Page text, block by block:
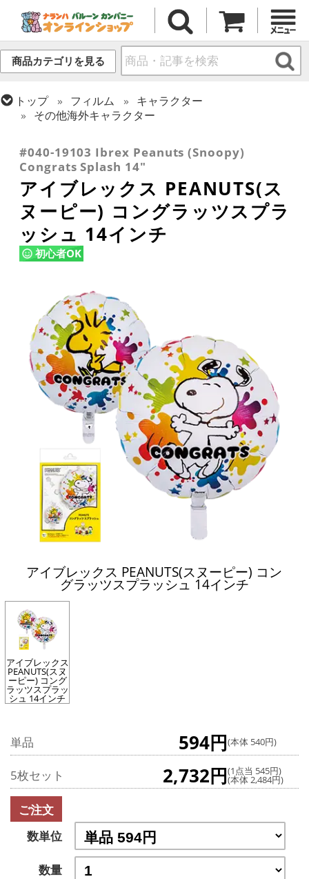
商品カテゴリを見る
トップ フィルム
キャラクター
その他海外キャラクター
おめでとう・記念日
#040-19103 Ibrex Peanuts (Snoopy)
Congrats Splash 14"
アイブレックス PEANUTS(ス
ヌーピー) コングラッツスプラ
ッシュ 14インチ
初心者OK
アイブレックス PEANUTS(スヌーピー) コン
グラッツスプラッシュ 14インチ
アイブレックス
PEANUTS(スヌ
ーピー) コング
ラッツスプラッ
シュ 14インチ
単品 594円(本体 540円)
5枚セット 2,732円(1点当 545円)
(本体 2,484円)
ご注文
数単位
数量